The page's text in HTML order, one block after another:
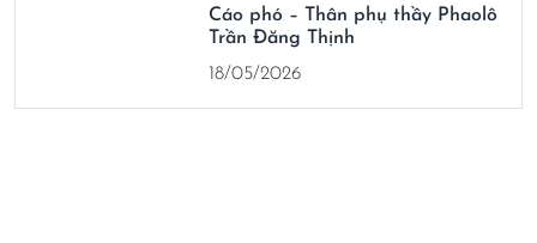
Cáo phó – Thân phụ thầy Phaolô
Trần Đăng Thịnh
18/05/2026